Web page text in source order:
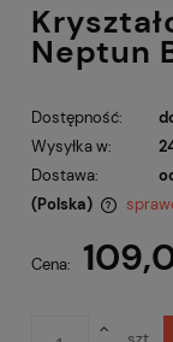
Neptun
Dostępność:
Wysyłka w:
Dostawa:
(Polska)
Cena: